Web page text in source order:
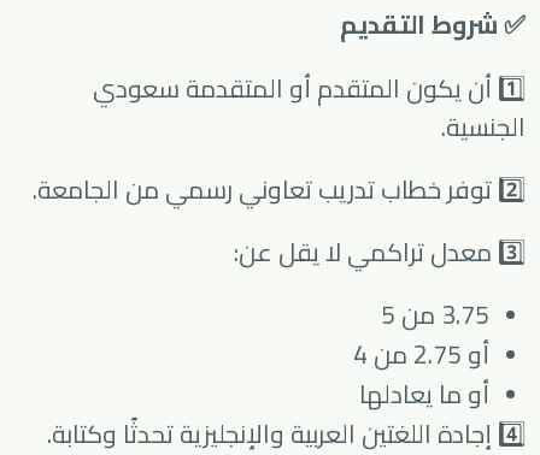
✅ شروط التقديم
1️⃣ أن يكون المتقدم أو المتقدمة سعودي
الجنسية.
2️⃣ توفر خطاب تدريب تعاوني رسمي من الجامعة.
3️⃣ معدل تراكمي لا يقل عن:
3.75 من 5
أو 2.75 من 4
أو ما يعادلها
4️⃣ إجادة اللغتين العربية والإنجليزية تحدثًا وكتابة.